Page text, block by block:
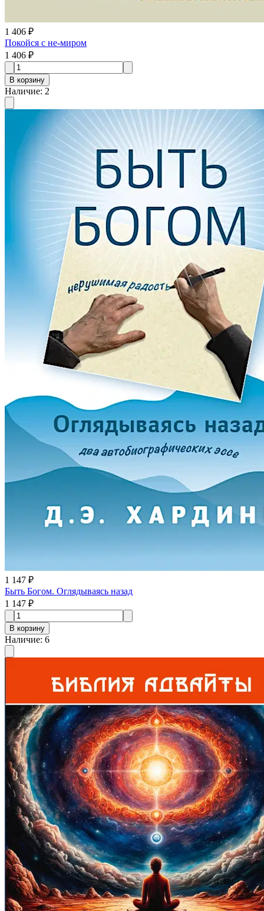
1 406 ₽
Покойся с не-миром
1 406 ₽
В корзину
Наличие: 2
1 147 ₽
Быть Богом. Оглядываясь назад
1 147 ₽
В корзину
Наличие: 6